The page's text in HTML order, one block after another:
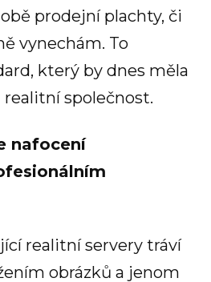
prodejní plachty, či
vynechám. To
který by dnes měla
společnost.
nafocení
realitní servery tráví
obrázků a jenom